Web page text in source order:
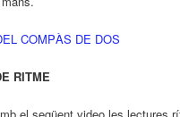
COMPÀS DE DOS
RITME